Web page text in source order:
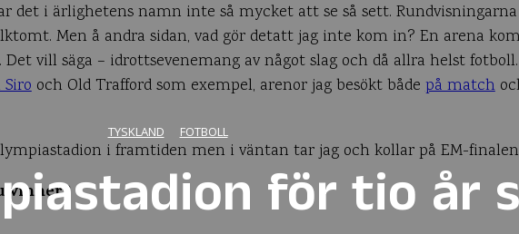
TYSKLAND FOTBOLL
för tio år
det i ärlighetens namn inte så mycket att se så sett.
Men å andra sidan, vad gör detatt jag inte kom in? En arena
vill säga – idrottsevenemang av något slag och då allra helst
Sirooch Old Trafford som exempel, arenor jag besökt bådepå match
i framtiden men i väntan tar jag och kollar på EM-
vinner?